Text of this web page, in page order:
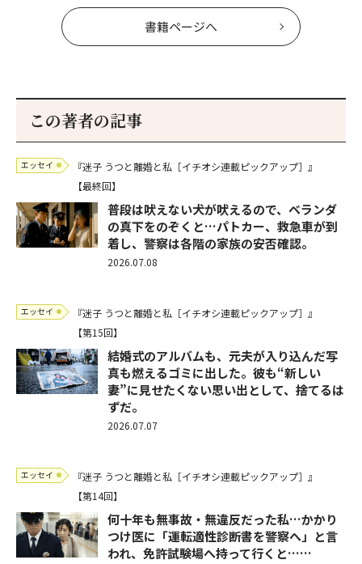
書籍ページへ
この著者の記事
エッセイ
『迷子 うつと離婚と私［イチオシ連載ピックアップ］』
【最終回】
普段は吠えない犬が吠えるので、ベランダ
の真下をのぞくと…パトカー、救急車が到
着し、警察は各階の家族の安否確認。
2026.07.08
エッセイ
『迷子 うつと離婚と私［イチオシ連載ピックアップ］』
【第15回】
結婚式のアルバムも、元夫が入り込んだ写
真も燃えるゴミに出した。彼も“新しい
妻”に見せたくない思い出として、捨てるは
ずだ。
2026.07.07
エッセイ
『迷子 うつと離婚と私［イチオシ連載ピックアップ］』
【第14回】
何十年も無事故・無違反だった私…かかり
つけ医に「運転適性診断書を警察へ」と言
われ、免許試験場へ持って行くと……